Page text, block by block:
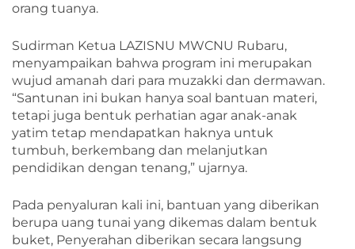
orang tuanya.
Sudirman Ketua LAZISNU MWCNU Rubaru,
menyampaikan bahwa program ini merupakan
wujud amanah dari para muzakki dan dermawan.
“Santunan ini bukan hanya soal bantuan materi,
tetapi juga bentuk perhatian agar anak-anak
yatim tetap mendapatkan haknya untuk
tumbuh, berkembang dan melanjutkan
pendidikan dengan tenang,” ujarnya.
Pada penyaluran kali ini, bantuan yang diberikan
berupa uang tunai yang dikemas dalam bentuk
buket, Penyerahan diberikan secara langsung